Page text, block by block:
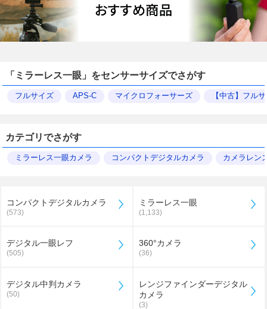
「ミラーレス一眼」をセンサーサイズでさがす
フルサイズ APS-C マイクロフォーサーズ 【中古】フル
カテゴリでさがす
ミラーレス一眼カメラ コンパクトデジタルカメラ カメラレン
コンパクトデジタルカメラ
(573)
ミラーレス一眼
(1,133)
デジタル一眼レフ
(505)
360°カメラ
(36)
デジタル中判カメラ
(50)
レンジファインダーデジタル
カメラ
(3)